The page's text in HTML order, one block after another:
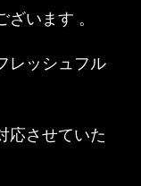
います 。
レッシュフル
応させていた